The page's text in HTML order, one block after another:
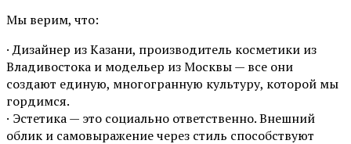
Мы верим, что:
· Дизайнер из Казани, производитель косметики из
Владивостока и модельер из Москвы — все они
создают единую, многогранную культуру, которой мы
гордимся.
· Эстетика — это социально ответственно. Внешний
облик и самовыражение через стиль способствуют